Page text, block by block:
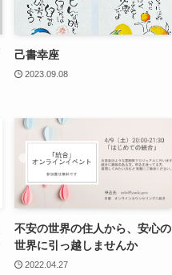
己書幸座
2023.09.08
不安の世界の住人から、安心の
世界に引っ越しませんか
2022.04.27